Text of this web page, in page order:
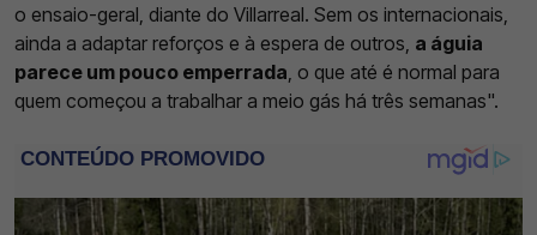
o ensaio-geral, diante do Villarreal. Sem os internacionais,
ainda a adaptar reforços e à espera de outros, a águia
parece um pouco emperrada, o que até é normal para
quem começou a trabalhar a meio gás há três semanas".